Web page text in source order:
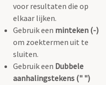
voor resultaten die op
elkaar lijken.
Gebruik een minteken (-)
om zoektermen uit te
sluiten.
Gebruik een Dubbele
aanhalingstekens (" ")